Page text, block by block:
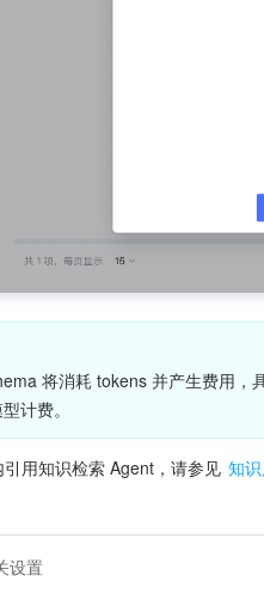
将消耗 tokens 并产生费用，
计费。
用知识检索 Agent，请参见 知
设置